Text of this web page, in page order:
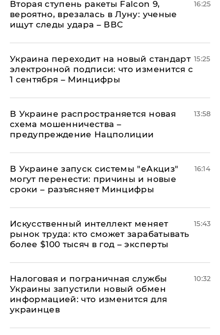
Вторая ступень ракеты Falcon 9,
вероятно, врезалась в Луну: ученые
ищут следы удара – ВВС
16:25
Украина переходит на новый стандарт
электронной подписи: что изменится с
1 сентября – Минцифры
15:25
В Украине распространяется новая
схема мошенничества –
предупреждение Нацполиции
13:58
В Украине запуск системы "еАкциз"
могут перенести: причины и новые
сроки – разъясняет Минцифры
16:14
Искусственный интеллект меняет
рынок труда: кто сможет зарабатывать
более $100 тысяч в год – эксперты
15:43
Налоговая и пограничная службы
Украины запустили новый обмен
информацией: что изменится для
украинцев
10:32